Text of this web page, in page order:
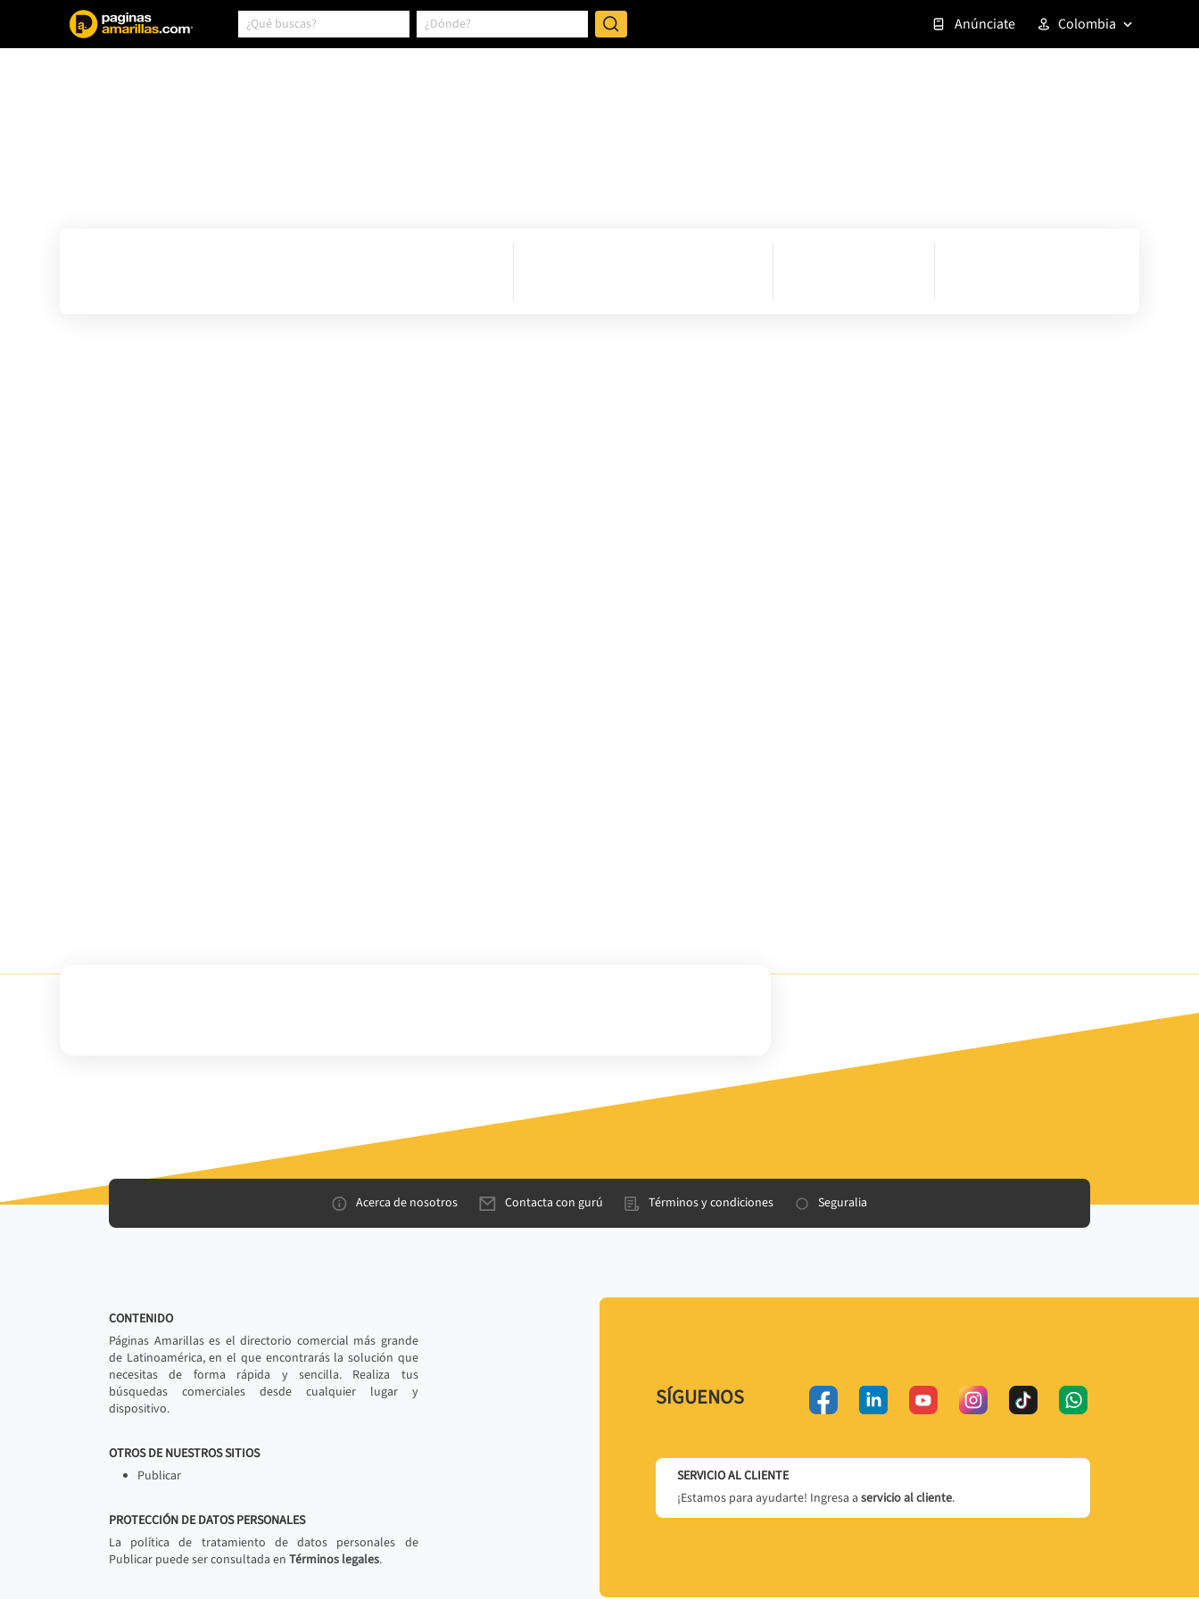
Anúnciate Colombia
Acerca de nosotros Contacta con gurú Términos y condiciones Seguralia
CONTENIDO
Páginas Amarillas es el directorio comercial más grande
de Latinoamérica, en el que encontrarás la solución que
necesitas de forma rápida y sencilla. Realiza tus
búsquedas comerciales desde cualquier lugar y
dispositivo.
OTROS DE NUESTROS SITIOS
Publicar
PROTECCIÓN DE DATOS PERSONALES
La política de tratamiento de datos personales de
Publicar puede ser consultada en Términos legales.
SÍGUENOS
SERVICIO AL CLIENTE
¡Estamos para ayudarte! Ingresa a servicio al cliente.